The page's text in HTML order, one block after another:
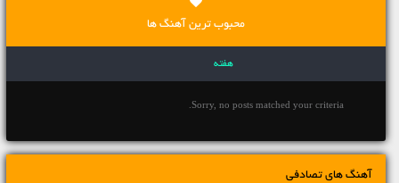
محبوب ترین آهنگ ها
هفته
Sorry, no posts matched your criteria.
آهنگ های تصادفی